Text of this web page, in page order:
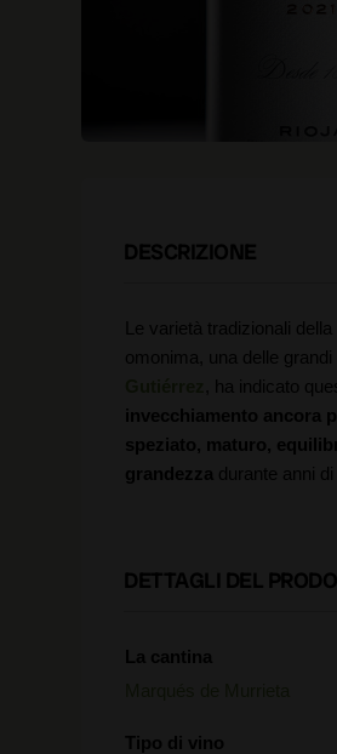
DESCRIZIONE
Le varietà tradizionali della
omonima, una delle
, ha indicato
invecchiamento ancora
speziato, maturo,
grandezza durante anni di
DETTAGLI DEL
La cantina
Tipo di vino